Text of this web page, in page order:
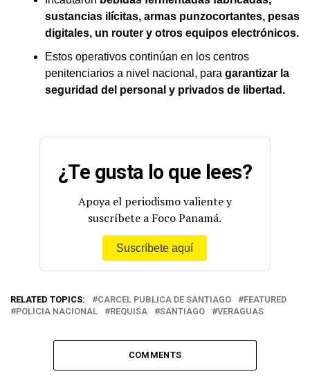
sustancias ilícitas, armas punzocortantes, pesas
digitales, un router y otros equipos electrónicos.
Estos operativos continúan en los centros
penitenciarios a nivel nacional, para garantizar la
seguridad del personal y privados de libertad.
¿Te gusta lo que lees?
Apoya el periodismo valiente y
suscríbete a Foco Panamá.
Suscríbete aquí
RELATED TOPICS: CARCEL PUBLICA DE SANTIAGO
FEATURED
POLICIA NACIONAL
REQUISA SANTIAGO VERAGUAS
COMMENTS